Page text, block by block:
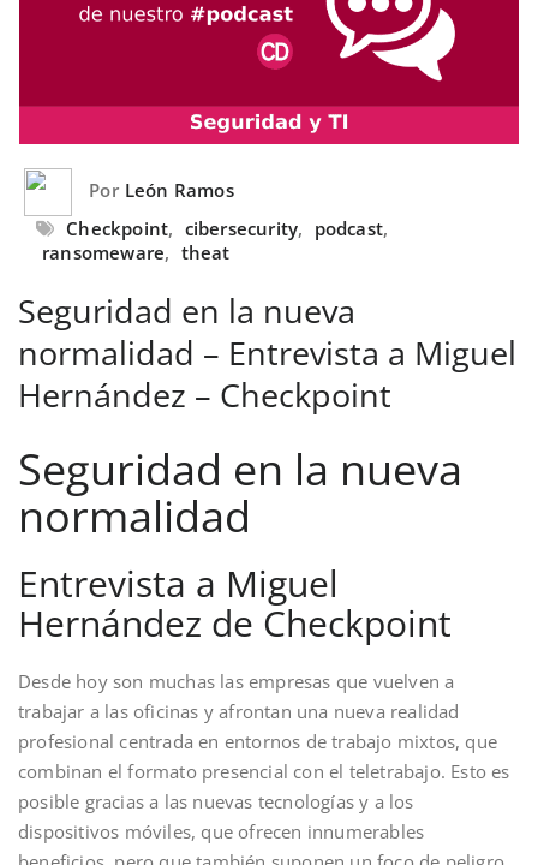
Por León Ramos
Checkpoint, cibersecurity, podcast,
ransomeware, theat
Seguridad en la nueva
normalidad – Entrevista a Miguel
Hernández – Checkpoint
Seguridad en la nueva
normalidad
Entrevista a Miguel
Hernández de Checkpoint
Desde hoy son muchas las empresas que vuelven a
trabajar a las oficinas y afrontan una nueva realidad
profesional centrada en entornos de trabajo mixtos, que
combinan el formato presencial con el teletrabajo. Esto es
posible gracias a las nuevas tecnologías y a los
dispositivos móviles, que ofrecen innumerables